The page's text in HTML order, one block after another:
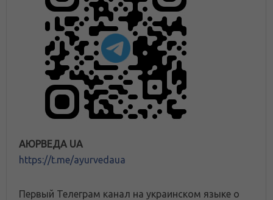
АЮРВЕДА UA
https://t.me/ayurvedaua
Первый Телеграм канал на украинском языке о